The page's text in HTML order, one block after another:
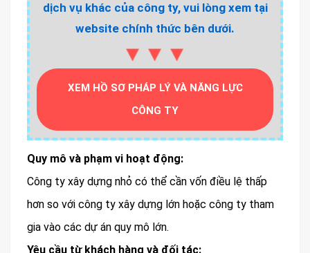
dịch vụ khác của công ty, vui lòng xem tại
website chính thức bên dưới.
▼▼▼
XEM HỒ SƠ PHÁP LÝ VÀ NĂNG LỰC
CÔNG TY
Quy mô và phạm vi hoạt động:
Công ty xây dựng nhỏ có thể cần vốn điều lệ thấp
hơn so với công ty xây dựng lớn hoặc công ty tham
gia vào các dự án quy mô lớn.
Yêu cầu từ khách hàng và đối tác: